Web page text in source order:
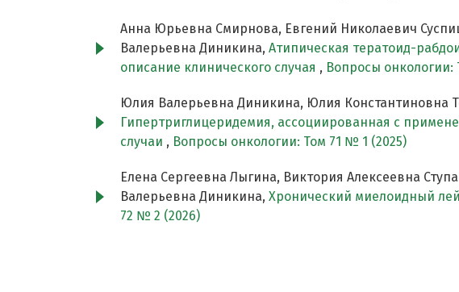
Анна Юрьевна Смирнова, Евгений Николаевич
Валерьевна Диникина, Атипическая тератоид-
описание клинического случая , Вопросы онкологии:
Юлия Валерьевна Диникина, Юлия Константиновна
Гипертриглицеридемия, ассоциированная с
случаи , Вопросы онкологии: Том 71 № 1 (2025)
Елена Сергеевна Лыгина, Виктория Алексеевна
Валерьевна Диникина, Хронический миелоидный
72 № 2 (2026)